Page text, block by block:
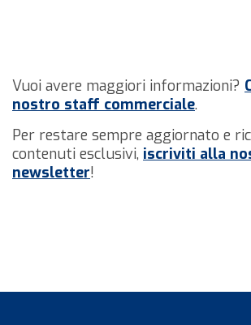
Vuoi avere maggiori informazioni?
nostro staff commerciale.
Per restare sempre aggiornato e
contenuti esclusivi, iscriviti alla
newsletter!